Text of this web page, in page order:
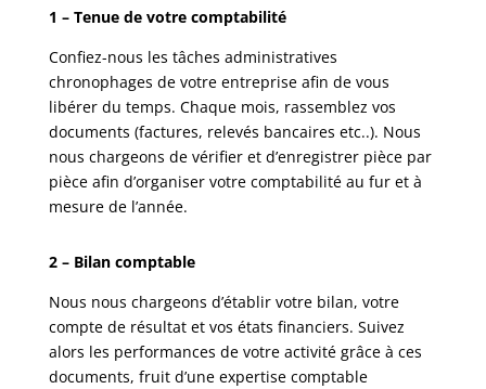
1 – Tenue de votre comptabilité
Confiez-nous les tâches administratives
chronophages de votre entreprise afin de vous
libérer du temps. Chaque mois, rassemblez vos
documents (factures, relevés bancaires etc..). Nous
nous chargeons de vérifier et d’enregistrer pièce par
pièce afin d’organiser votre comptabilité au fur et à
mesure de l’année.
2 – Bilan comptable
Nous nous chargeons d’établir votre bilan, votre
compte de résultat et vos états financiers. Suivez
alors les performances de votre activité grâce à ces
documents, fruit d’une expertise comptable